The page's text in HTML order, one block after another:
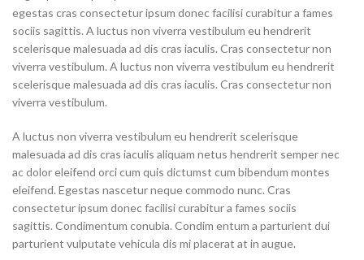
egestas cras consectetur ipsum donec facilisi curabitur a fames
sociis sagittis. A luctus non viverra vestibulum eu hendrerit
scelerisque malesuada ad dis cras iaculis. Cras consectetur non
viverra vestibulum. A luctus non viverra vestibulum eu hendrerit
scelerisque malesuada ad dis cras iaculis. Cras consectetur non
viverra vestibulum.
A luctus non viverra vestibulum eu hendrerit scelerisque
malesuada ad dis cras iaculis aliquam netus hendrerit semper nec
ac dolor eleifend orci cum quis dictumst cum bibendum montes
eleifend. Egestas nascetur neque commodo nunc. Cras
consectetur ipsum donec facilisi curabitur a fames sociis
sagittis. Condimentum conubia. Condim entum a parturient dui
parturient vulputate vehicula dis mi placerat at in augue.